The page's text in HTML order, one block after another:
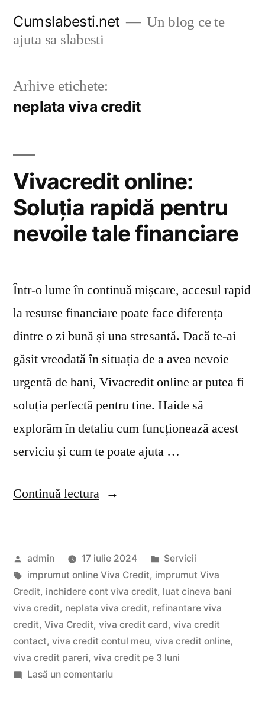
Cumslabesti.net
Un blog ce te
ajuta sa slabesti
Arhive etichete:
neplata viva credit
Vivacredit online:
Soluția rapidă pentru
nevoile tale financiare
Într-o lume în continuă mișcare, accesul rapid
la resurse financiare poate face diferența
dintre o zi bună și una stresantă. Dacă te-ai
găsit vreodată în situația de a avea nevoie
urgentă de bani, Vivacredit online ar putea fi
soluția perfectă pentru tine. Haide să
explorăm în detaliu cum funcționează acest
serviciu și cum te poate ajuta …
Continuă lectura„Vivacredit
rapidă
pentru
nevoile
tale
financiare”
Publicat
de
admin 17 iulie 2024
Publicat
în
Servicii
Etichete:
imprumut online Viva Credit, imprumut Viva
Credit, inchidere cont viva credit, luat cineva bani
viva credit, neplata viva credit, refinantare viva
credit, Viva Credit, viva credit card, viva credit
contact, viva credit contul meu, viva credit online,
viva credit pareri, viva credit pe 3 luni
Lasă un comentariula